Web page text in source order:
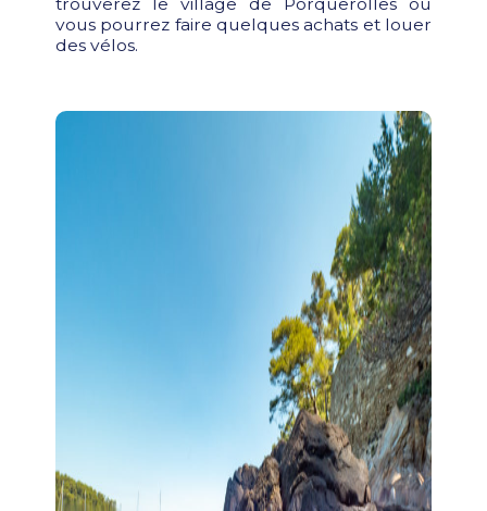
trouverez le village de Porquerolles où
vous pourrez faire quelques achats et louer
des vélos.